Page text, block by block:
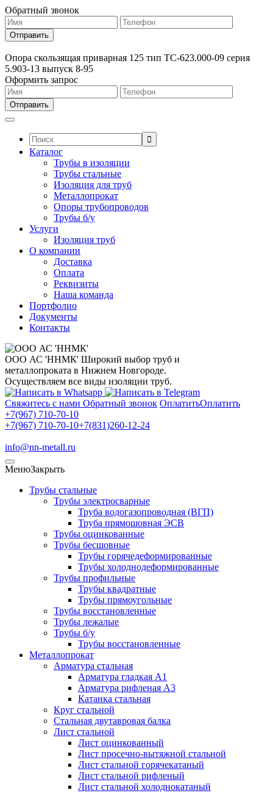
Обратный звонок
Опора скользящая приварная 125 тип ТС-623.000-09 серия
5.903-13 выпуск 8-95
Оформить запрос
Поиск:
Каталог
Трубы в изоляции
Трубы стальные
Изоляция для труб
Металлопрокат
Опоры трубопроводов
Трубы б/у
Услуги
Изоляция труб
О компании
Доставка
Оплата
Реквизиты
Наша команда
Портфолио
Документы
Контакты
ООО АС 'ННМК' Широкий выбор труб и
металлопроката в Нижнем Новгороде.
Осуществляем все виды изоляции труб.
Свяжитесь с нами Обратный звонок ОплатитьОплатить
+7(967) 710-70-10
+7(967) 710-70-10+7(831)260-12-24
info@nn-metall.ru
МенюЗакрыть
Трубы стальные
Трубы электросварные
Труба водогазопроводная (ВГП)
Труба прямошовная ЭСВ
Трубы оцинкованные
Трубы бесшовные
Трубы горячедеформированные
Трубы холоднодеформированные
Трубы профильные
Трубы квадратные
Трубы прямоугольные
Трубы восстановленные
Трубы лежалые
Трубы б/у
Трубы восстановленные
Металлопрокат
Арматура стальная
Арматура гладкая А1
Арматура рифленая А3
Катанка стальная
Круг стальной
Стальная двутавровая балка
Лист стальной
Лист оцинкованный
Лист просечно-вытяжной стальной
Лист стальной горячекатаный
Лист стальной рифленый
Лист стальной холоднокатаный